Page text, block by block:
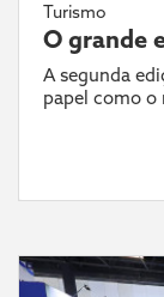
Turismo
O grande
A segunda
papel como o